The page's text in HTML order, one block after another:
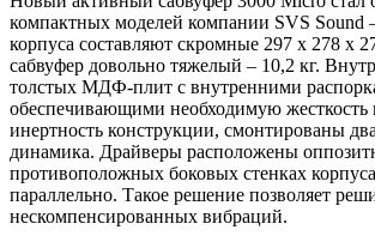
компактных моделей компании SVS Sound
корпуса составляют скромные 297 x 278 x
сабвуфер довольно тяжелый – 10,2 кг.
толстых МДФ-плит с внутренними
обеспечивающими необходимую жесткость
инертность конструкции, смонтированы
динамика. Драйверы расположены
противоположных боковых стенках
параллельно. Такое решение позволяет
нескомпенсированных вибраций.